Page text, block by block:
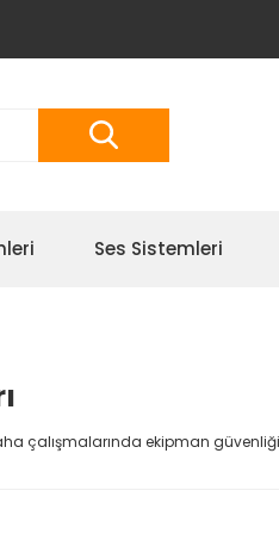
Ses Sistemleri
çalışmalarında ekipman